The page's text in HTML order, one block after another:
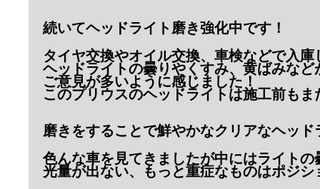
続いてヘッドライト磨き強化中です！
タイヤ交換やオイル交換、車検などで入
ヘッドライトの曇りやくすみ、黄ばみなど
ご意見が多いように感じました！
このプリウスのヘッドライトは施工前もま
磨きをすることで鮮やかなクリアなヘッ
色んな車を見てきましたが中にはライトの
光量が出ない、もっと重症なものはポジシ